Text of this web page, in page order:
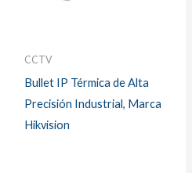
CCTV
Bullet IP Térmica de Alta
Precisión Industrial, Marca
Hikvision